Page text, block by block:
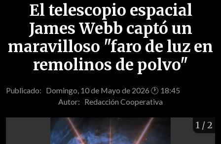
El telescopio espacial
James Webb captó un
maravilloso "faro de luz en
remolinos de polvo"
Publicado: Domingo, 10 de Mayo de 2026 🕐 18:45
Autor: Redacción Cooperativa
1 / 2